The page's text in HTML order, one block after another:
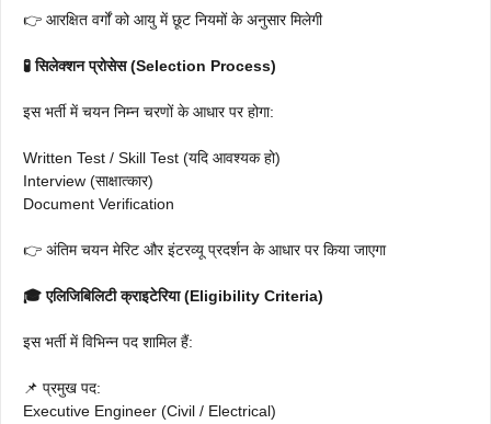
👉 आरक्षित वर्गों को आयु में छूट नियमों के अनुसार मिलेगी
🧪 सिलेक्शन प्रोसेस (Selection Process)
इस भर्ती में चयन निम्न चरणों के आधार पर होगा:
Written Test / Skill Test (यदि आवश्यक हो)
Interview (साक्षात्कार)
Document Verification
👉 अंतिम चयन मेरिट और इंटरव्यू प्रदर्शन के आधार पर किया जाएगा
🎓 एलिजिबिलिटी क्राइटेरिया (Eligibility Criteria)
इस भर्ती में विभिन्न पद शामिल हैं:
📌 प्रमुख पद:
Executive Engineer (Civil / Electrical)